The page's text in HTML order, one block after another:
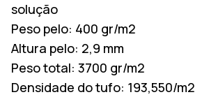
solução
Peso pelo: 400 gr/m2
Altura pelo: 2,9 mm
Peso total: 3700 gr/m2
Densidade do tufo: 193,550/m2